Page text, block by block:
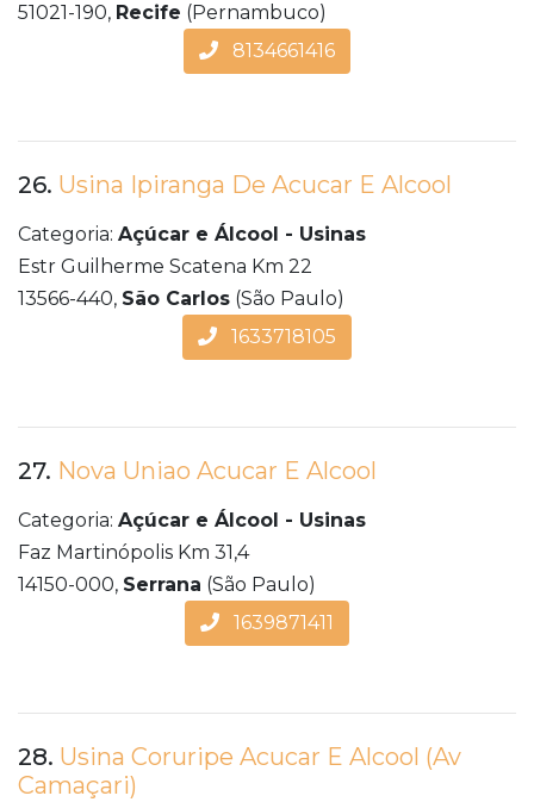
51021-190, Recife (Pernambuco)
8134661416
26. Usina Ipiranga De Acucar E Alcool
Categoria: Açúcar e Álcool - Usinas
Estr Guilherme Scatena Km 22
13566-440, São Carlos (São Paulo)
1633718105
27. Nova Uniao Acucar E Alcool
Categoria: Açúcar e Álcool - Usinas
Faz Martinópolis Km 31,4
14150-000, Serrana (São Paulo)
1639871411
28. Usina Coruripe Acucar E Alcool (Av
Camaçari)